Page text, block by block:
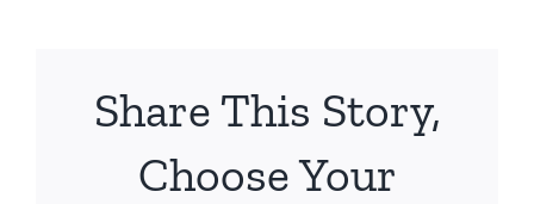
Share This Story,
Choose Your